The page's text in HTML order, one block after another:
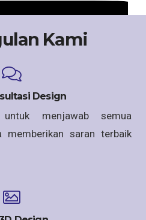
Kami
Design
menjawab semua
memberikan saran terbaik